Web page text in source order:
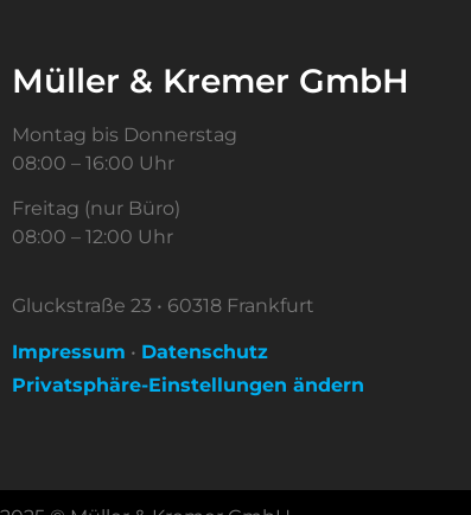
Müller & Kremer GmbH
Montag bis Donnerstag
08:00 – 16:00 Uhr
Freitag (nur Büro)
08:00 – 12:00 Uhr
Gluckstraße 23 • 60318 Frankfurt
Impressum • Datenschutz
Privatsphäre-Einstellungen ändern